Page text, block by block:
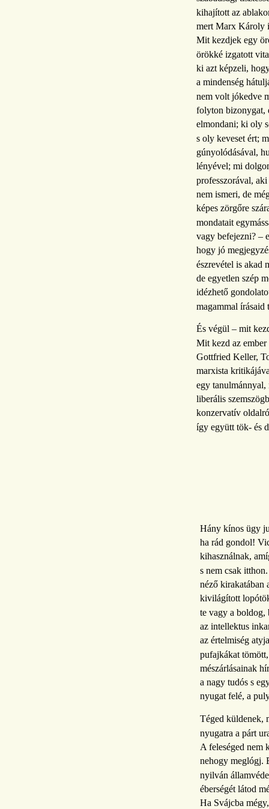
kihajított az
mert Marx Károly
Mit kezdjek egy
örökké izgatott
ki azt képzeli,
a mindenség
nem volt jókedve
folyton bizonygat,
elmondani; ki oly
s oly keveset ért;
gúnyolódásával,
lényével; mi
professzorával,
nem ismeri, de
képes zörgőre
mondatait
vagy befejezni? –
hogy jó
észrevétel is akad
de egyetlen szép
idézhető
magammal írásaid
És végül – mit
Mit kezd az
Gottfried Keller,
marxista
egy
liberális
konzervatív
így együtt tök- és
Hány kínos ügy
ha rád gondol!
kihasználnak,
s nem csak
néző kirakatában
kivilágított
te vagy a boldog,
az intellektus
az értelmiség
pufajkákat
mészárlásainak
a nagy tudós s
nyugat felé, a
Téged küldenek,
nyugatra a párt
A feleséged nem
nehogy meglógj.
nyilván
éberségét látod
Ha Svájcba